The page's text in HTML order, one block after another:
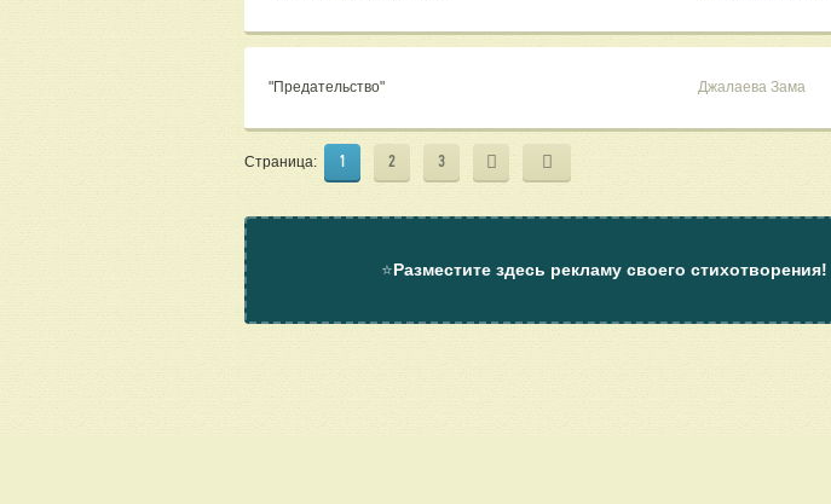
"Предательство" Джалаева Зама
Страница: 1 2 3
⭐Разместите здесь рекламу своего стихотворения!